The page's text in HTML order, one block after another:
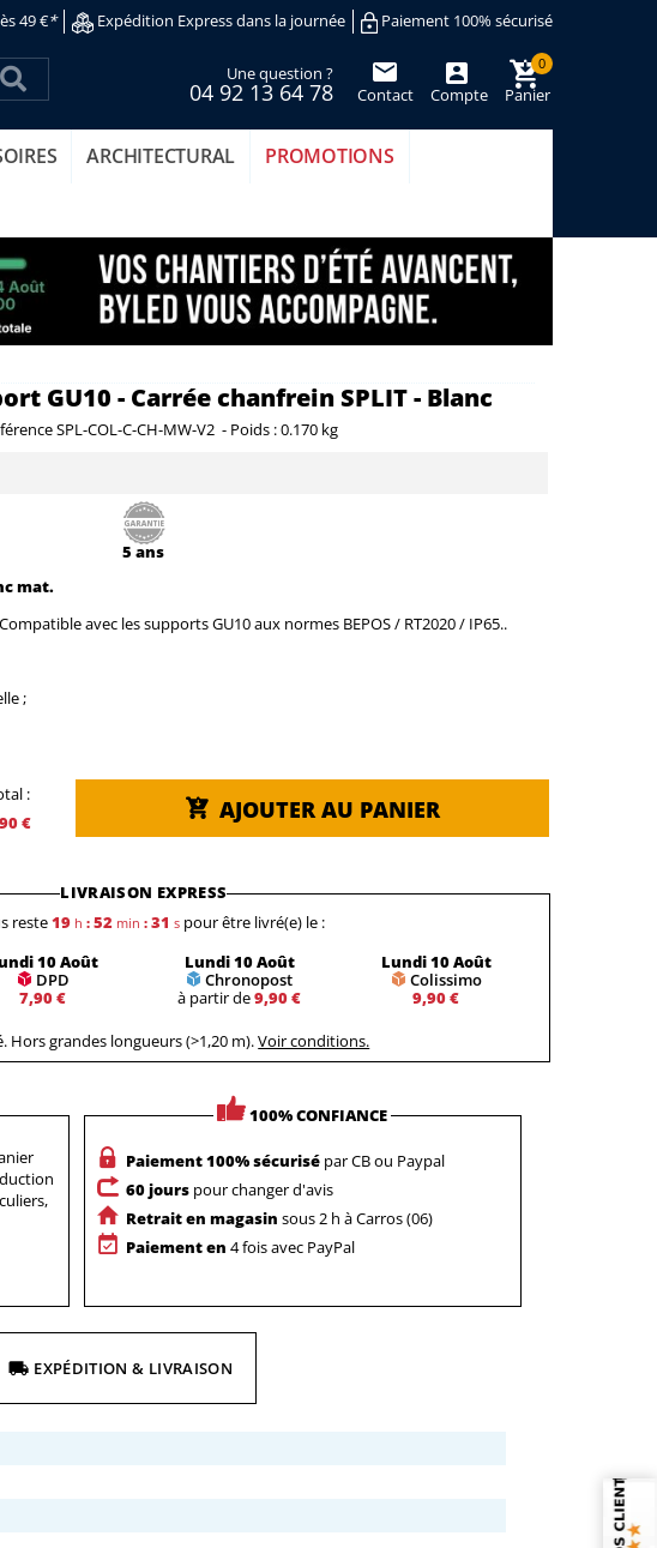
49 €* Expédition Express dans la journée Paiement 100% sécurisé
Panier
0
Compte
Contact
Une question ?
04 92 13 64 78
ARCHITECTURAL PROMOTIONS
GU10 - Carrée chanfrein SPLIT - Blanc
SPL-COL-C-CH-MW-V2 - Poids :0.170 kg
5 ans
mat.
avec les supports GU10 aux normes BEPOS / RT2020 / IP65..
;
:
€
AJOUTER AU PANIER
LIVRAISON EXPRESS
reste19 h : 52 min : 31 s pour être livré(e) le :
10 Août
DPD
7,90 €
Lundi 10 Août
Chronopost
à partir de9,90 €
Lundi 10 Août
Colissimo
9,90 €
Hors grandes longueurs (>1,20 m).Voir conditions.
100% CONFIANCE
Paiement 100% sécurisépar CB ou Paypal
60 jourspour changer d'avis
Retrait en magasin sous 2 h à Carros (06)
Paiement en 4 fois avec PayPal
EXPÉDITION & LIVRAISON